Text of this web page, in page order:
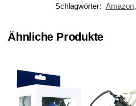
Schlagwörter: Amazon,
Ähnliche Produkte